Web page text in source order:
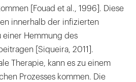
[Fouad et al., 1996]. Diese
innerhalb der infizierten
einer Hemmung des
[Siqueira, 2011].
Therapie, kann es zu einem
Prozesses kommen. Die